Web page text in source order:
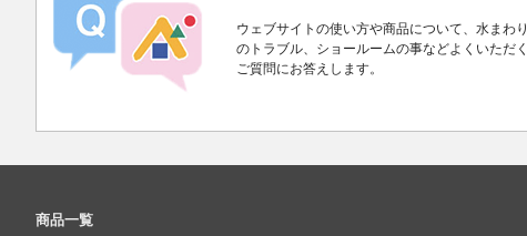
ウェブサイトの使い方や商品について、水まわり
のトラブル、ショールームの事などよくいただく
ご質問にお答えします。
商品一覧